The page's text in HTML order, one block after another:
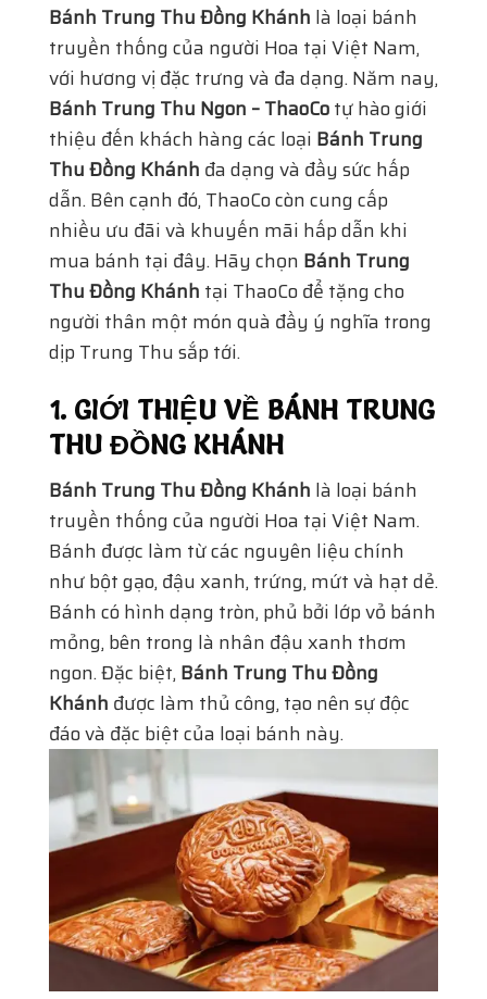
Bánh Trung Thu Đồng Khánh là loại bánh
truyền thống của người Hoa tại Việt Nam,
với hương vị đặc trưng và đa dạng. Năm nay,
Bánh Trung Thu Ngon – ThaoCotự hào giới
thiệu đến khách hàng các loại Bánh Trung
Thu Đồng Khánh đa dạng và đầy sức hấp
dẫn. Bên cạnh đó, ThaoCo còn cung cấp
nhiều ưu đãi và khuyến mãi hấp dẫn khi
mua bánh tại đây. Hãy chọn Bánh Trung
Thu Đồng Khánh tại ThaoCo để tặng cho
người thân một món quà đầy ý nghĩa trong
dịp Trung Thu sắp tới.
1. GIỚI THIỆU VỀ BÁNH TRUNG
THU ĐỒNG KHÁNH
Bánh Trung Thu Đồng Khánh là loại bánh
truyền thống của người Hoa tại Việt Nam.
Bánh được làm từ các nguyên liệu chính
như bột gạo, đậu xanh, trứng, mứt và hạt dẻ.
Bánh có hình dạng tròn, phủ bởi lớp vỏ bánh
mỏng, bên trong là nhân đậu xanh thơm
ngon. Đặc biệt, Bánh Trung Thu Đồng
Khánh được làm thủ công, tạo nên sự độc
đáo và đặc biệt của loại bánh này.